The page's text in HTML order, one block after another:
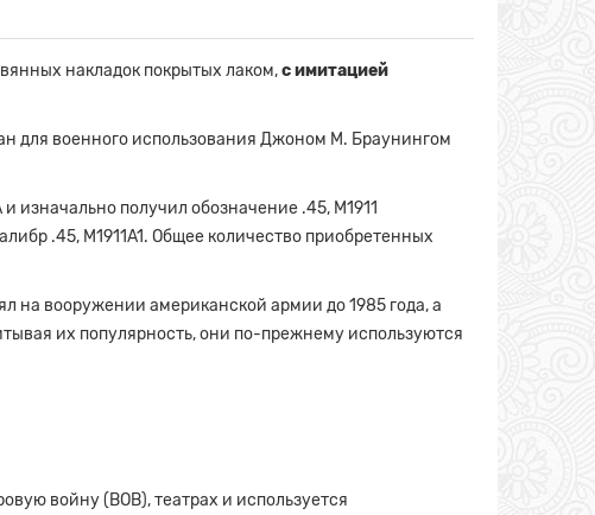
накладок покрытых лаком,с имитацией
для военного использования Джоном М. Браунингом
изначально получил обозначение .45, M1911
.45, M1911A1. Общее количество приобретенных
на вооружении американской армии до 1985 года, а
их популярность, они по-прежнему используются
войну (ВОВ), театрах и используется